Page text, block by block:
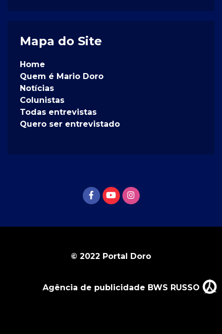
Mapa do Site
Home
Quem é Mario Doro
Notícias
Colunistas
Todas entrevistas
Quero ser entrevistado
© 2022 Portal Doro
Agência de publicidade BWS RUSSO